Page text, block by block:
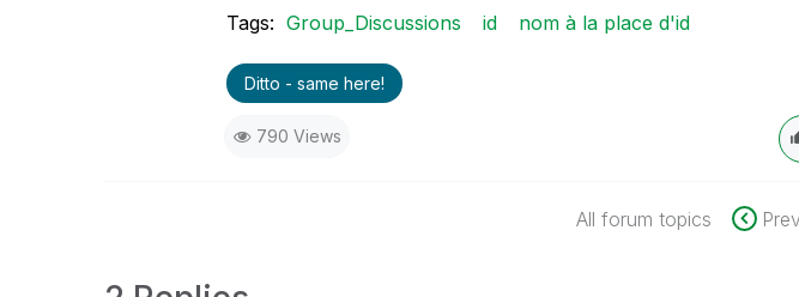
Tags: Group_Discussions id nom à la place d'id
Ditto - same here!
790 Views
All forum topics